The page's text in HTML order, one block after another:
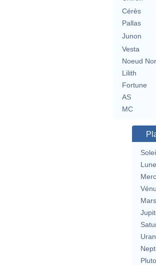
Cérès
Pallas
Junon
Vesta
Noeud
Lilith
Fortune
AS
MC
Lune
Mars